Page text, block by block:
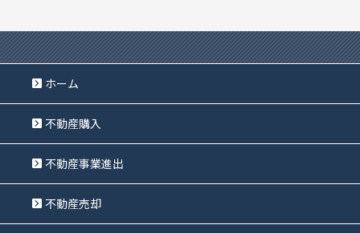
ホーム
不動産購入
不動産事業進出
不動産売却